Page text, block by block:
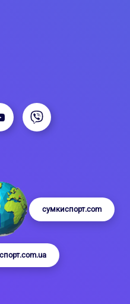
сумкиспорт.com